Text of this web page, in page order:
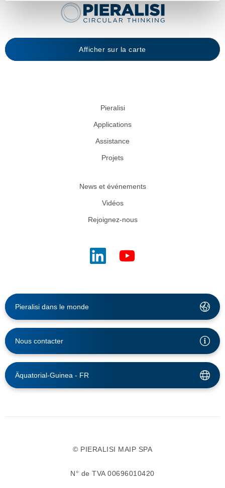
Afficher sur la carte
Pieralisi
Applications
Assistance
Projets
News et événements
Vidéos
Rejoignez-nous
Pieralisi dans le monde
Nous contacter
Äquatorial-Guinea - FR
© PIERALISI MAIP SPA
N° de TVA 00696010420